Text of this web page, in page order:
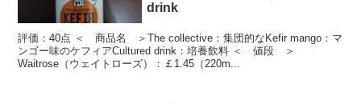
drink
評価：40点 ＜ 商品名 ＞The collective：集団的なKefir mango：マ
ンゴー味のケフィアCultured drink：培養飲料 ＜ 値段 ＞
Waitrose（ウェイトローズ）：￡1.45（220m...